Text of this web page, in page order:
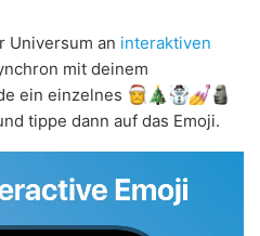
Universum an interaktiven
mit deinem
ein einzelnes
tippe dann auf das Emoji.